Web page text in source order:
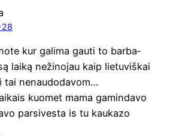
kur gali­ma gau­ti to bar­ba­
lai­ką neži­no­jau kaip lie­tu­viš­kai
tai nenaudodavom…
kuo­met mama gamin­da­vo
par­si­ves­ta is tu kau­ka­zo